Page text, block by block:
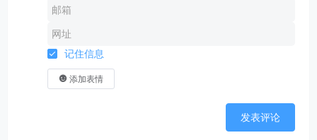
记住信息
添加表情
发表评论